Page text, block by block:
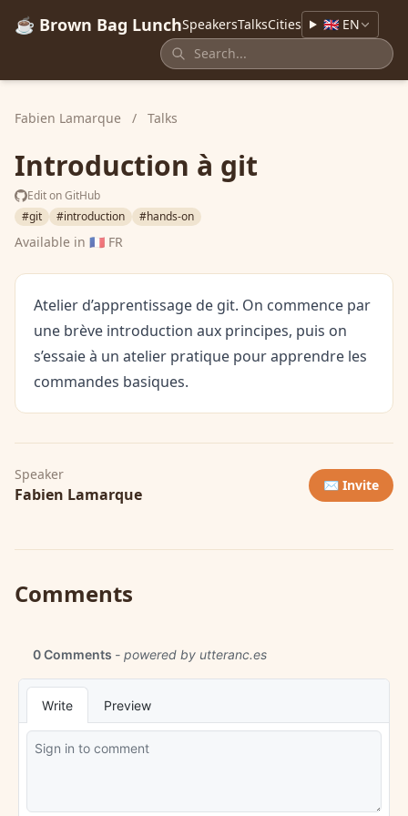
☕ Brown Bag LunchSpeakersTalksCities 🇬🇧 EN
Fabien Lamarque / Talks
Introduction à git
Edit on GitHub
#git
#introduction #hands-on
Available in 🇫🇷 FR
Atelier d’apprentissage de git. On commence par
une brève introduction aux principes, puis on
s’essaie à un atelier pratique pour apprendre les
commandes basiques.
Speaker
Fabien Lamarque ✉️ Invite
Comments